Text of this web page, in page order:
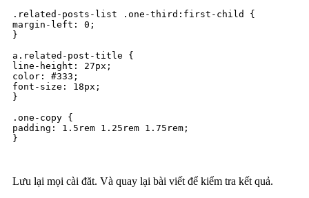
.related-posts-list .one-third:first-child {
margin-left: 0;
}
a.related-post-title {
line-height: 27px;
color: #333;
font-size: 18px;
}
.one-copy {
padding: 1.5rem 1.25rem 1.75rem;
}
Lưu lại mọi cài đăt. Và quay lại bài viết để kiểm tra kết quả.